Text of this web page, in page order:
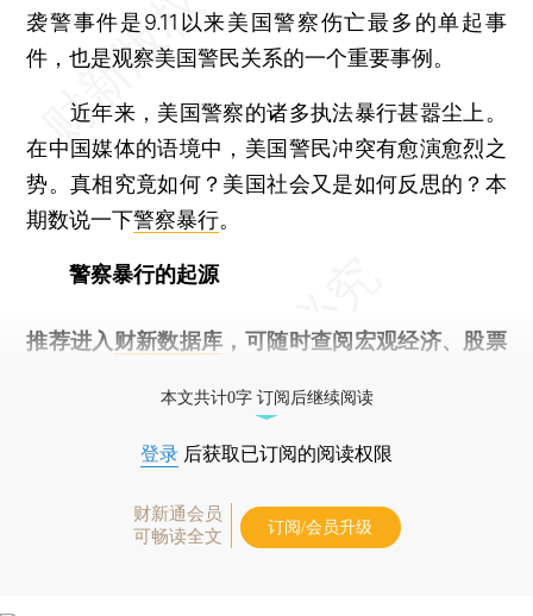
袭警事件是9.11以来美国警察伤亡最多的单起事
件，也是观察美国警民关系的一个重要事例。
近年来，美国警察的诸多执法暴行甚嚣尘上。
在中国媒体的语境中，美国警民冲突有愈演愈烈之
势。真相究竟如何？美国社会又是如何反思的？本
期数说一下警察暴行。
警察暴行的起源
推荐进入 财新数据库 ，可随时查阅宏观经济、股票
本文共计0字 订阅后继续阅读
登录 后获取已订阅的阅读权限
财新通会员
可畅读全文
订阅/会员升级